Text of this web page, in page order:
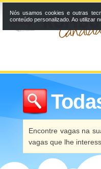
Encontre vagas na
vagas que lhe
Nós usamos cookies e outras
conteúdo personalizado. Ao utilizar